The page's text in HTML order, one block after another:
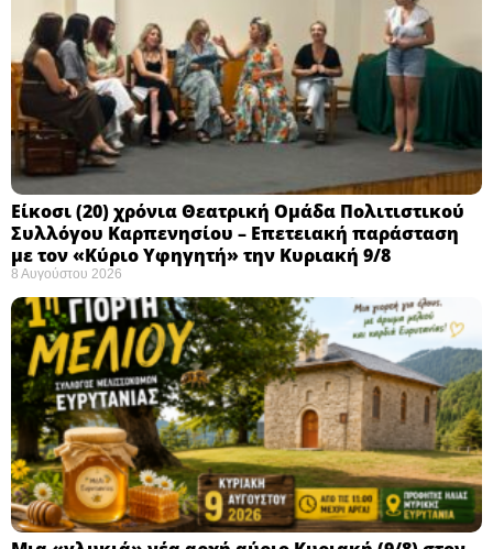
Eίκοσι (20) χρόνια Θεατρική Ομάδα Πολιτιστικού
Συλλόγου Καρπενησίου – Επετειακή παράσταση
με τον «Κύριο Υφηγητή» την Κυριακή 9/8
8 Αυγούστου 2026